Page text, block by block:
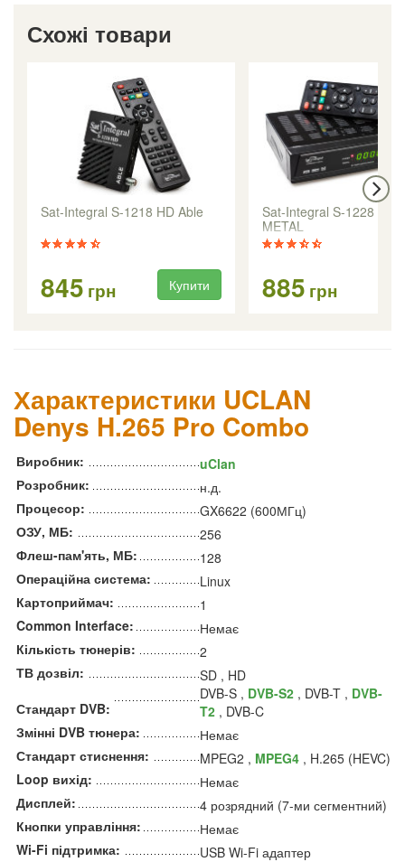
Схожі товари
Sat-Integral S-1218 HD Able
845 грн Купити
Sat-Integral S-1228 HD
METAL
885 грн
Характеристики UCLAN
Denys H.265 Pro Combo
Виробник:
uClan
Розробник:
н.д.
Процесор:
GX6622 (600МГц)
ОЗУ, МБ:
256
Флеш-пам'ять, МБ:
128
Операційна система:
Linux
Картоприймач:
1
Common Interface:
Немає
Кількість тюнерів:
2
ТВ дозвіл:
SD , HD
Стандарт DVB:
DVB-S , DVB-S2 , DVB-T , DVB-
T2 , DVB-C
Змінні DVB тюнера:
Немає
Стандарт стиснення:
MPEG2 , MPEG4 , H.265 (HEVC)
Loop вихід:
Немає
Дисплей:
4 розрядний (7-ми сегментний)
Кнопки управління:
Немає
Wi-Fi підтримка:
USB Wi-Fi адаптер